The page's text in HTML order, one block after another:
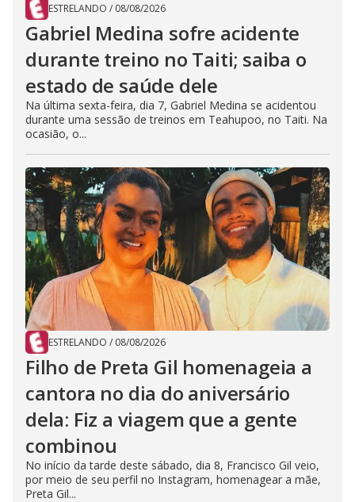
ESTRELANDO / 08/08/2026
Gabriel Medina sofre acidente
durante treino no Taiti; saiba o
estado de saúde dele
Na última sexta-feira, dia 7, Gabriel Medina se acidentou
durante uma sessão de treinos em Teahupoo, no Taiti. Na
ocasião, o...
ESTRELANDO / 08/08/2026
Filho de Preta Gil homenageia a
cantora no dia do aniversário
dela: Fiz a viagem que a gente
combinou
No início da tarde deste sábado, dia 8, Francisco Gil veio,
por meio de seu perfil no Instagram, homenagear a mãe,
Preta Gil...